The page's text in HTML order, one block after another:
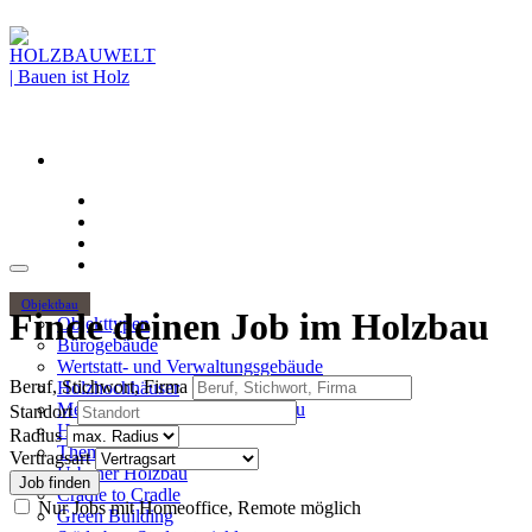
Objektbau
Objekttypen
Bürogebäude
Wertstatt- und Verwaltungsgebäude
Holzhochhäuser
Mehrgeschossiger Wohnungsbau
Hallenbau
Themen
Urbaner Holzbau
Cradle to Cradle
Green Building
Finde deinen Job im Holzbau
Beruf, Stichwort, Firma
Standort
Radius
Vertragsart
Nur Jobs mit Homeoffice, Remote möglich